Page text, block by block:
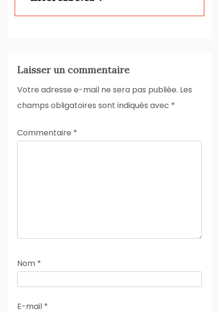
Laisser un commentaire
Votre adresse e-mail ne sera pas publiée. Les
champs obligatoires sont indiqués avec *
Commentaire *
Nom *
E-mail *